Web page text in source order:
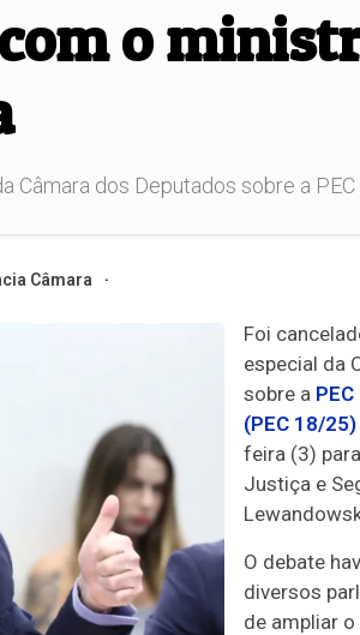
o
dos Deputados sobre a
Câmara
Foi
especial da
sobre a
(PEC 18/25)
feira (3)
Justiça e
O debate
diversos
de ampliar